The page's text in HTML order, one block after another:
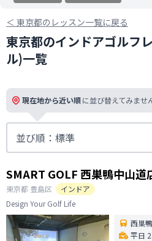
＜ 東京都のレッスン一覧に戻る
東京都のインドアゴルフ
ル)一覧
現在地から近い順に並び替えてみませ
SMART GOLF 西巣鴨中山道
東京都 豊島区
インドア
Design Your Golf Life
西巣
平日